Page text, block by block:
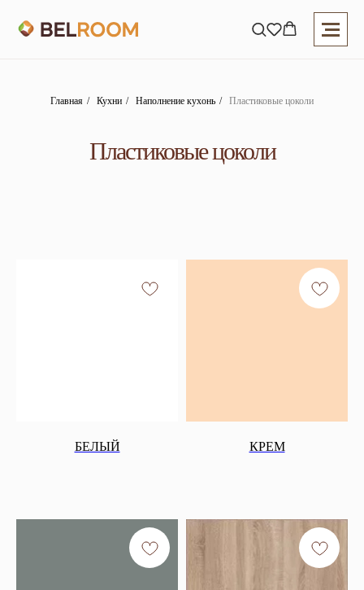
Главная / Кухни / Наполнение кухонь / Пластиковые цоколи
Пластиковые цоколи
БЕЛЫЙ КРЕМ